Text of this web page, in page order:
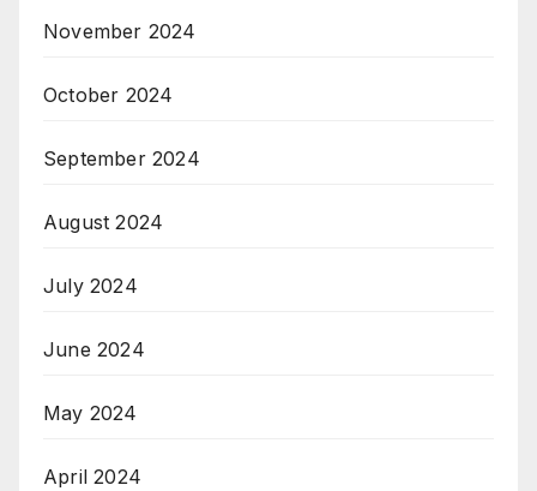
November 2024
October 2024
September 2024
August 2024
July 2024
June 2024
May 2024
April 2024